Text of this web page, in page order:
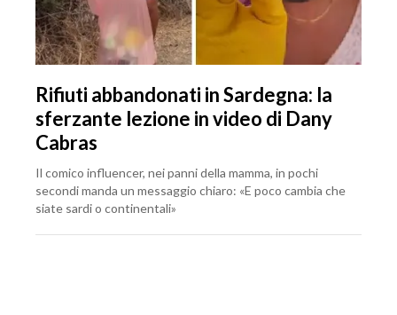
Rifiuti abbandonati in Sardegna: la
sferzante lezione in video di Dany
Cabras
Il comico influencer, nei panni della mamma, in pochi
secondi manda un messaggio chiaro: «E poco cambia che
siate sardi o continentali»